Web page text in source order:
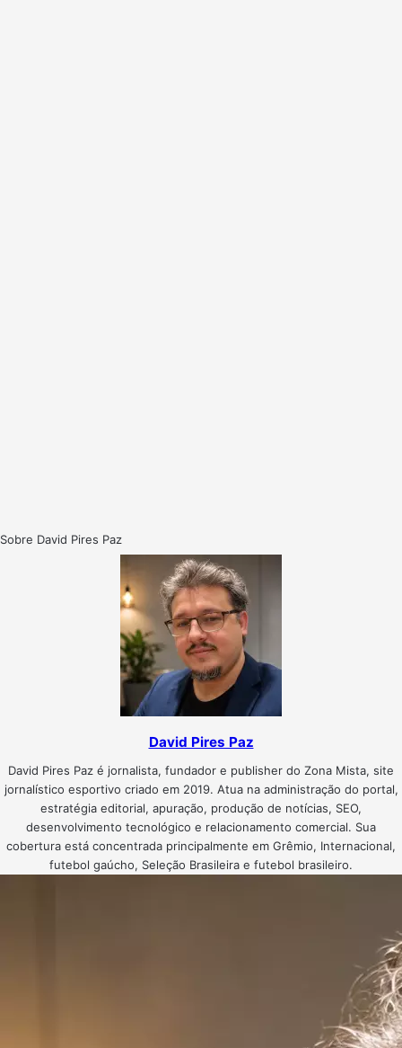
Sobre David Pires Paz
David Pires Paz
David Pires Paz é jornalista, fundador e publisher do Zona Mista, site
jornalístico esportivo criado em 2019. Atua na administração do portal,
estratégia editorial, apuração, produção de notícias, SEO,
desenvolvimento tecnológico e relacionamento comercial. Sua
cobertura está concentrada principalmente em Grêmio, Internacional,
futebol gaúcho, Seleção Brasileira e futebol brasileiro.